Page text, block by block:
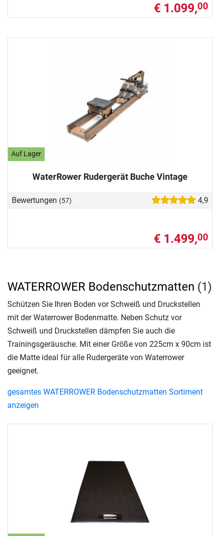
€ 1.099,00
Auf Lager
WaterRower Rudergerät Buche Vintage
Bewertungen (57) 4,9
€ 1.499,00
WATERROWER Bodenschutzmatten (1)
Schützen Sie Ihren Boden vor Schweiß und Druckstellen
mit der Waterrower Bodenmatte. Neben Schutz vor
Schweiß und Druckstellen dämpfen Sie auch die
Trainingsgeräusche. Mit einer Größe von 225cm x 90cm ist
die Matte ideal für alle Rudergeräte von Waterrower
geeignet.
gesamtes WATERROWER Bodenschutzmatten Sortiment
anzeigen